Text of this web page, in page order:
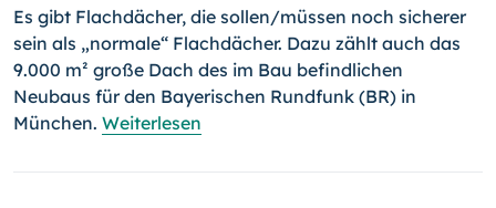
Es gibt Flachdächer, die sollen/müssen noch sicherer
sein als „normale“ Flachdächer. Dazu zählt auch das
9.000 m² große Dach des im Bau befindlichen
Neubaus für den Bayerischen Rundfunk (BR) in
München. Weiterlesen